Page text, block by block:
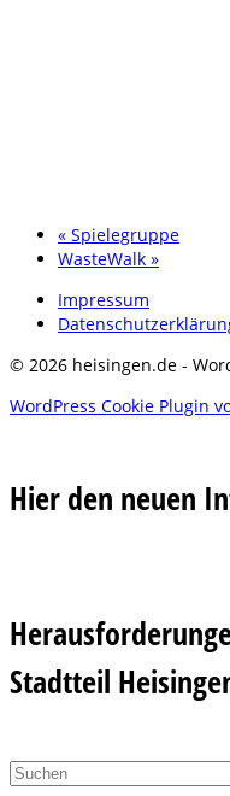
« Spielegruppe
WasteWalk »
Impressum
© 2026 heisingen.de -
WordPress Cookie Plugin
Hier den neuen
Stadtteil
Suchen